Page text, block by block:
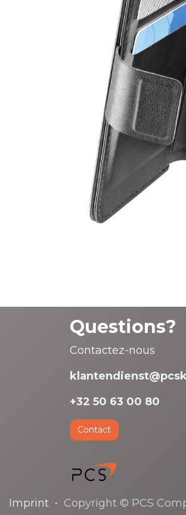
Questions?
Contactez-nous
+32 50 63 00 80
Contact
Imprint • Copyright © PCS